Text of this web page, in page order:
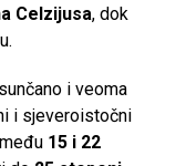
Celzijusa, dok
i veoma
i sjeveroistočni
15 i 22